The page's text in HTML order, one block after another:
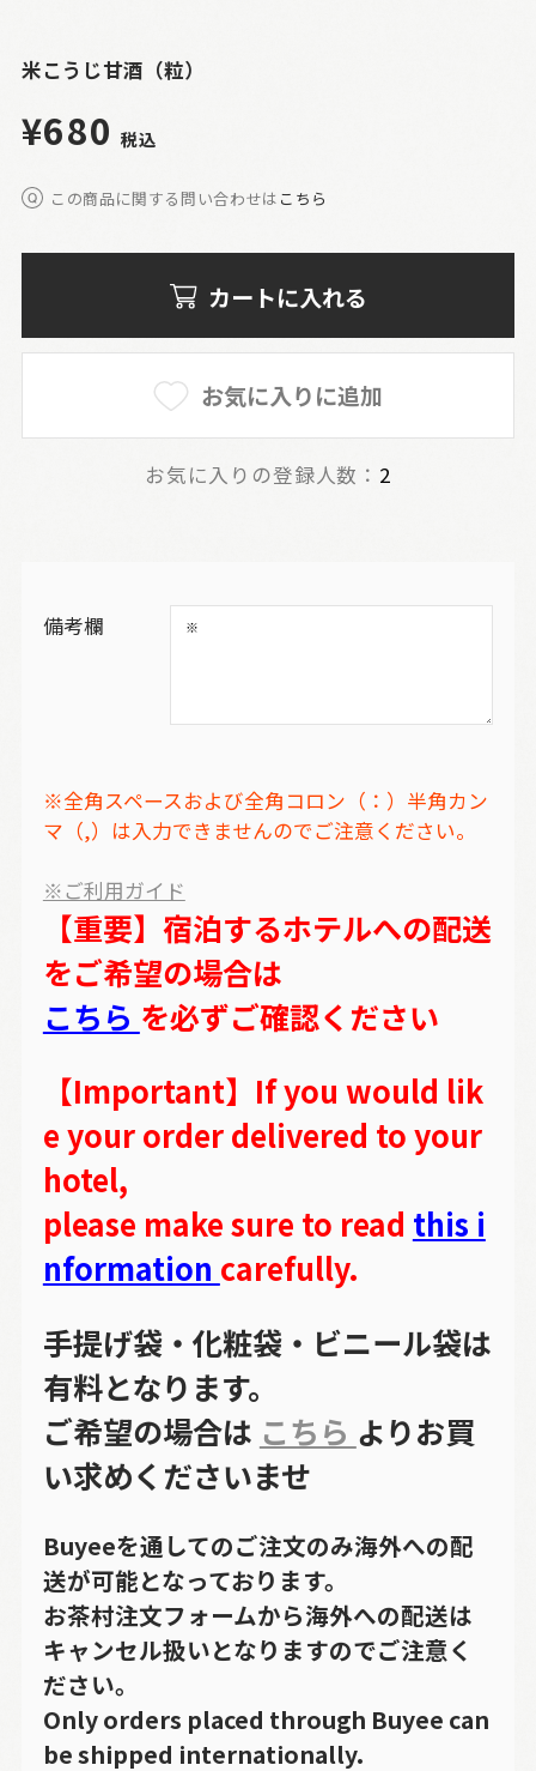
米こうじ甘酒（粒）
¥680 税込
この商品に関する問い合わせは こちら
カートに入れる
お気に入りに追加
お気に入りの登録人数： 2
備考欄
※全角スペースおよび全角コロン（：）半角カン
マ（,）は入力できませんのでご注意ください。
※ご利用ガイド
【重要】宿泊するホテルへの配送
をご希望の場合は
こちら を必ずご確認ください
【Important】If you would lik
e your order delivered to your
hotel,
please make sure to read this i
nformation carefully.
手提げ袋・化粧袋・ビニール袋は
有料となります。
ご希望の場合は こちら よりお買
い求めくださいませ
Buyeeを通してのご注文のみ海外への配
送が可能となっております。
お茶村注文フォームから海外への配送は
キャンセル扱いとなりますのでご注意く
ださい。
Only orders placed through Buyee can
be shipped internationally.